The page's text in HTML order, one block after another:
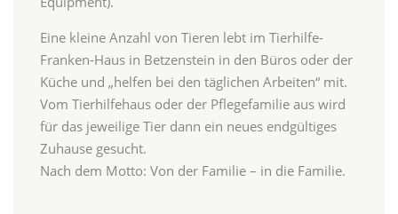
Eine kleine Anzahl von Tieren lebt im Tierhilfe-
Franken-Haus in Betzenstein in den Büros oder der
Küche und „helfen bei den täglichen Arbeiten“ mit.
Vom Tierhilfehaus oder der Pflegefamilie aus wird
für das jeweilige Tier dann ein neues endgültiges
Zuhause gesucht.
Nach dem Motto: Von der Familie – in die Familie.